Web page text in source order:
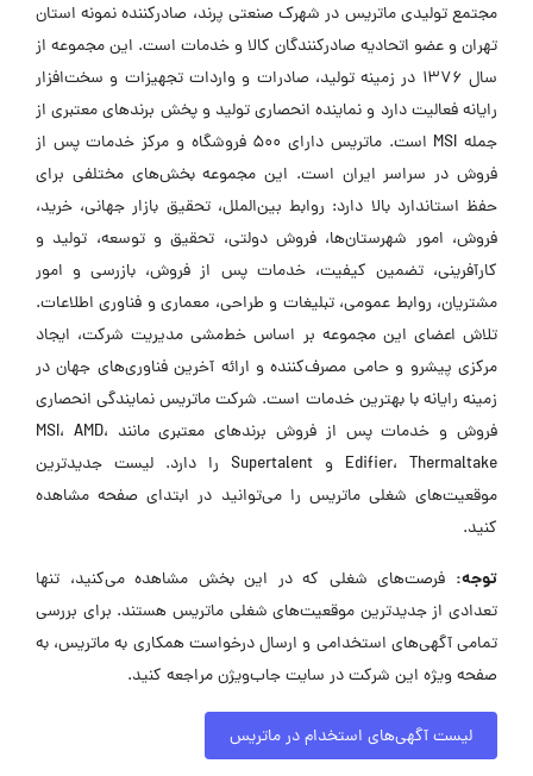
مجتمع تولیدی ماتریس در شهرک صنعتی پرند، صادرکننده نمونه استان
تهران و عضو اتحادیه صادرکنندگان کالا و خدمات است. این مجموعه از
سال ۱۳۷۶ در زمینه تولید، صادرات و واردات تجهیزات و سخت‌افزار
رایانه فعالیت دارد و نماینده انحصاری تولید و پخش برندهای معتبری از
جمله MSI است. ماتریس دارای ۵۰۰ فروشگاه و مرکز خدمات پس از
فروش در سراسر ایران است. این مجموعه بخش‌های مختلفی برای
حفظ استاندارد بالا دارد: روابط بین‌الملل، تحقیق بازار جهانی، خرید،
فروش، امور شهرستان‌ها، فروش دولتی، تحقیق و توسعه، تولید و
کارآفرینی، تضمین کیفیت، خدمات پس از فروش، بازرسی و امور
مشتریان، روابط عمومی، تبلیغات و طراحی، معماری و فناوری اطلاعات.
تلاش اعضای این مجموعه بر اساس خط‌مشی مدیریت شرکت، ایجاد
مرکزی پیشرو و حامی مصرف‌کننده و ارائه آخرین فناوری‌های جهان در
زمینه رایانه با بهترین خدمات است. شرکت ماتریس نمایندگی انحصاری
فروش و خدمات پس از فروش برندهای معتبری مانند MSI، AMD،
Edifier، Thermaltake و Supertalent را دارد. لیست جدیدترین
موقعیت‌های شغلی ماتریس را می‌توانید در ابتدای صفحه مشاهده
کنید.
توجه: فرصت‌های شغلی که در این بخش مشاهده می‌کنید، تنها
تعدادی از جدیدترین موقعیت‌های شغلی ماتریس هستند. برای بررسی
تمامی آگهی‌های استخدامی و ارسال درخواست همکاری به ماتریس، به
صفحه ویژه این شرکت در سایت جاب‌ویژن مراجعه کنید.
لیست آگهی‌های استخدام در ماتریس